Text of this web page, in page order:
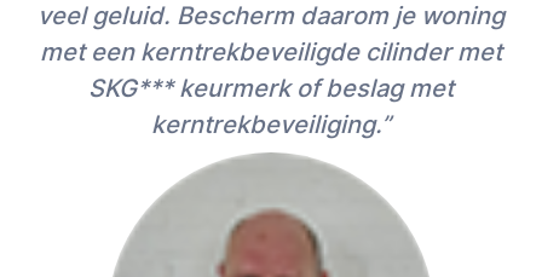
veel geluid. Bescherm daarom je woning
met een kerntrekbeveiligde cilinder met
SKG*** keurmerk of beslag met
kerntrekbeveiliging.”